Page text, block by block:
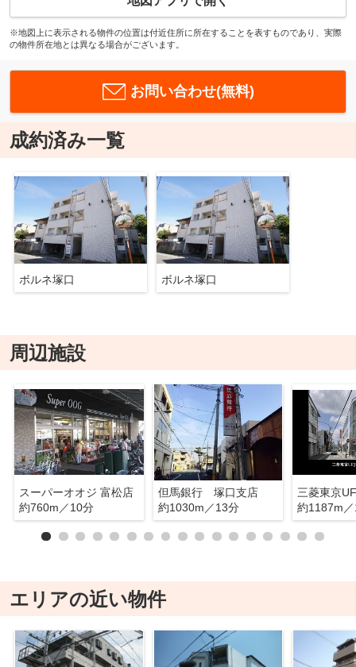
※地図上に表示される物件の位置は付近住所に所在することを表すものであり、実際
の物件所在地とは異なる場合がございます。
お問い合わせ(無料)
成約済み一覧
ボルネ塚口 ボルネ塚口
周辺施設
スーパーオオジ 富松店
約760m／10分
但馬銀行 塚口支店
約1030m／13分
約1187m
エリアの近い物件